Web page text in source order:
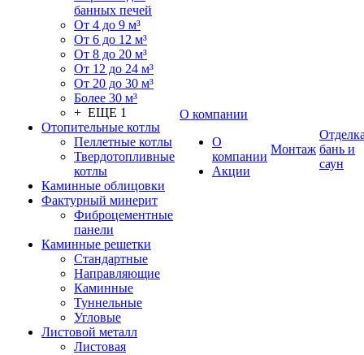
банных печей
От 4 до 9 м³
От 6 до 12 м³
От 8 до 20 м³
От 12 до 24 м³
От 20 до 30 м³
Более 30 м³
+ ЕЩЕ 1
Отопительные котлы
Пеллетные котлы
Твердотопливные
котлы
Каминные облицовки
Фактурный минерит
Фиброцементные
панели
Каминные решетки
Стандартные
Направляющие
Каминные
Туннельные
Угловые
Листовой металл
Листовая
О компании
О
компании
Акции
Монтаж бань и
саун